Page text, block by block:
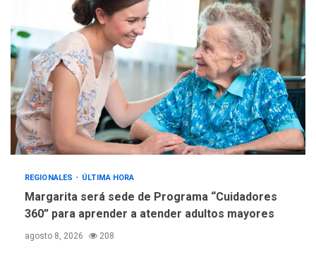
creación y manejo de
estadísticas de turismo
REGIONALES ÚLTIMA HORA
Margarita será sede de Programa “Cuidadores
360” para aprender a atender adultos mayores
agosto 8, 2026 208